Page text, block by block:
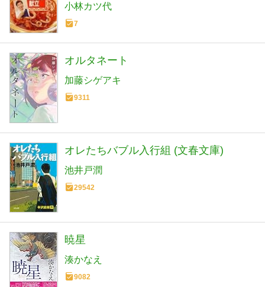
小林カツ代
7
オルタネート
加藤シゲアキ
9311
オレたちバブル入行組 (文春文庫)
池井戸潤
29542
暁星
湊かなえ
9082